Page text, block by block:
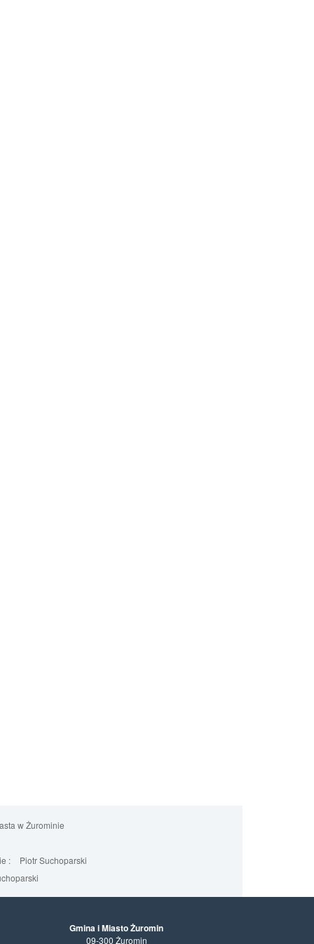
w Żurominie
:
Piotr Suchoparski
Gmina i Miasto Żuromin
09-300 Żuromin